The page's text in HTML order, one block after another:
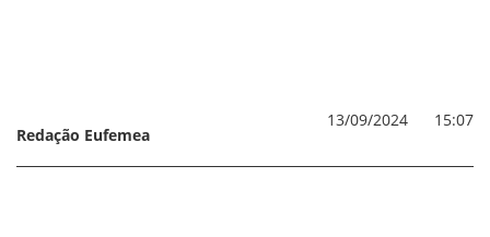
Redação Eufemea
13/09/2024 15:07